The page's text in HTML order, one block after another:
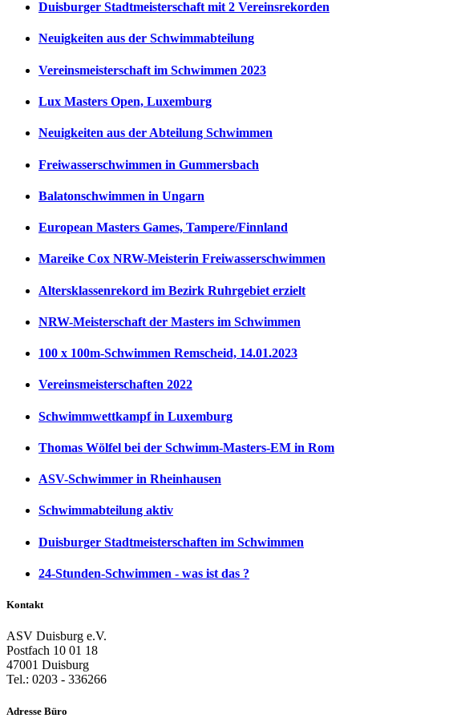
Duisburger Stadtmeisterschaft mit 2 Vereinsrekorden
Neuigkeiten aus der Schwimmabteilung
Vereinsmeisterschaft im Schwimmen 2023
Lux Masters Open, Luxemburg
Neuigkeiten aus der Abteilung Schwimmen
Freiwasserschwimmen in Gummersbach
Balatonschwimmen in Ungarn
European Masters Games, Tampere/Finnland
Mareike Cox NRW-Meisterin Freiwasserschwimmen
Altersklassenrekord im Bezirk Ruhrgebiet erzielt
NRW-Meisterschaft der Masters im Schwimmen
100 x 100m-Schwimmen Remscheid, 14.01.2023
Vereinsmeisterschaften 2022
Schwimmwettkampf in Luxemburg
Thomas Wölfel bei der Schwimm-Masters-EM in Rom
ASV-Schwimmer in Rheinhausen
Schwimmabteilung aktiv
Duisburger Stadtmeisterschaften im Schwimmen
24-Stunden-Schwimmen - was ist das ?
Kontakt
ASV Duisburg e.V.
Postfach 10 01 18
47001 Duisburg
Tel.: 0203 - 336266
Adresse Büro